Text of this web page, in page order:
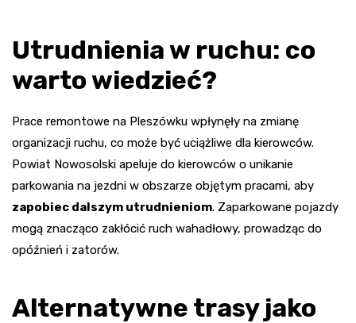
Utrudnienia w ruchu: co
warto wiedzieć?
Prace remontowe na Pleszówku wpłynęły na zmianę
organizacji ruchu, co może być uciążliwe dla kierowców.
Powiat Nowosolski apeluje do kierowców o unikanie
parkowania na jezdni w obszarze objętym pracami, aby
zapobiec dalszym utrudnieniom. Zaparkowane pojazdy
mogą znacząco zakłócić ruch wahadłowy, prowadząc do
opóźnień i zatorów.
Alternatywne trasy jako